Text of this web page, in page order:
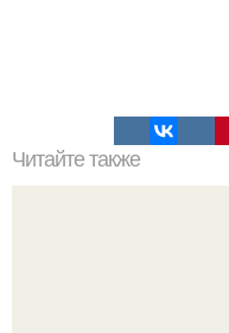
Читайте также